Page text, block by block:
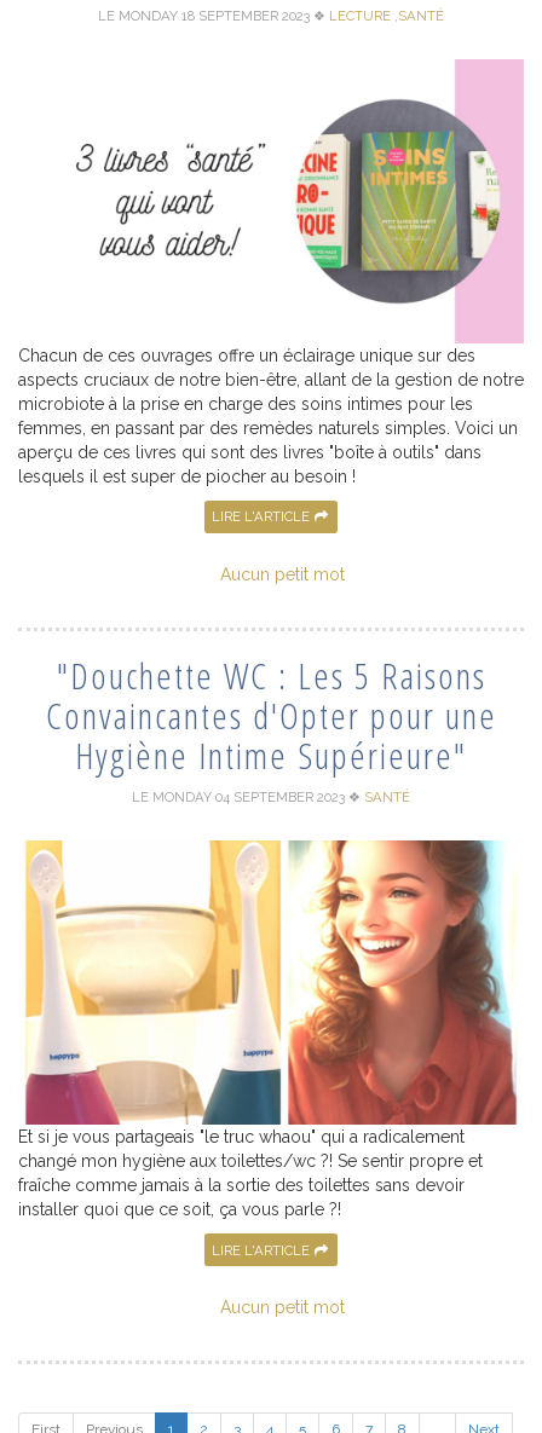
LE MONDAY 18 SEPTEMBER 2023 ❖ LECTURE SANTÉ
Chacun de ces ouvrages offre un éclairage unique sur des
aspects cruciaux de notre bien-être, allant de la gestion de notre
microbiote à la prise en charge des soins intimes pour les
femmes, en passant par des remèdes naturels simples. Voici un
aperçu de ces livres qui sont des livres "boîte à outils" dans
lesquels il est super de piocher au besoin !
LIRE L'ARTICLE
Aucun petit mot
"Douchette WC : Les 5 Raisons
Convaincantes d'Opter pour une
Hygiène Intime Supérieure"
LE MONDAY 04 SEPTEMBER 2023 ❖ SANTÉ
Et si je vous partageais "le truc whaou" qui a radicalement
changé mon hygiène aux toilettes/wc ?! Se sentir propre et
fraîche comme jamais à la sortie des toilettes sans devoir
installer quoi que ce soit, ça vous parle ?!
LIRE L'ARTICLE
Aucun petit mot